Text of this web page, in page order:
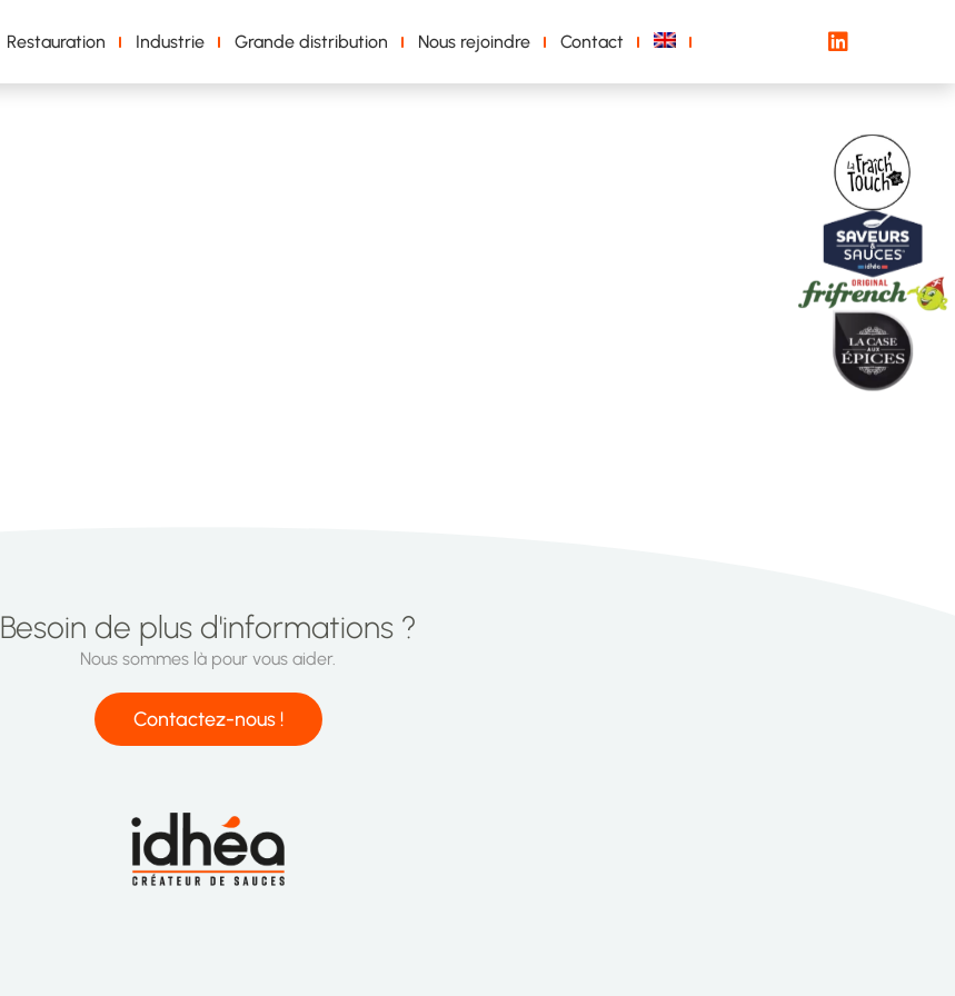
Restauration Industrie Grande distribution Nous rejoindre Contact
Besoin de plus d'informations ?
Nous sommes là pour vous aider.
Contactez-nous !